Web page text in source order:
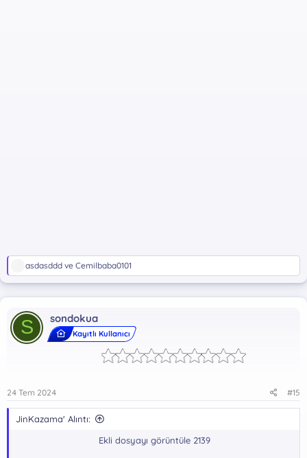
T
e
p
k
l
e
r
asdasddd ve Cemilbaba0101
S sondokua
Kayıtlı Kullanıcı
24 Tem 2024 #15
JinKazama' Alıntı:
Ekli dosyayı görüntüle 2139